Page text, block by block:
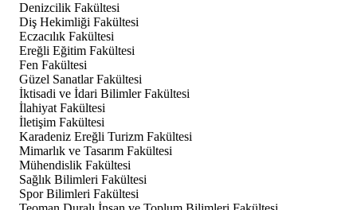
Denizcilik Fakültesi
Diş Hekimliği Fakültesi
Eczacılık Fakültesi
Ereğli Eğitim Fakültesi
Fen Fakültesi
Güzel Sanatlar Fakültesi
İktisadi ve İdari Bilimler Fakültesi
İlahiyat Fakültesi
İletişim Fakültesi
Karadeniz Ereğli Turizm Fakültesi
Mimarlık ve Tasarım Fakültesi
Mühendislik Fakültesi
Sağlık Bilimleri Fakültesi
Spor Bilimleri Fakültesi